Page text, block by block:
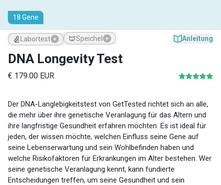
18 Gene
Labortest Speichel Anleitung
DNA Longevity Test
€ 179.00 EUR
Der DNA-Langlebigkeitstest von GetTested richtet sich an alle,
die mehr über ihre genetische Veranlagung für das Altern und
ihre langfristige Gesundheit erfahren möchten. Es ist ideal für
jeden, der wissen möchte, welchen Einfluss seine Gene auf
seine Lebenserwartung und sein Wohlbefinden haben und
welche Risikofaktoren für Erkrankungen im Alter bestehen. Wer
seine genetische Veranlagung kennt, kann fundierte
Entscheidungen treffen, um seine Gesundheit und sein